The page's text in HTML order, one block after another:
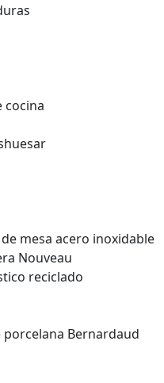
cocina
mesa acero inoxidable
Nouveau
reciclado
porcelana Bernardaud